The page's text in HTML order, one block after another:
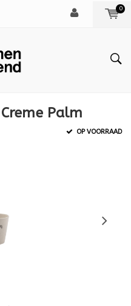
0
Palm
OP VOORRAAD